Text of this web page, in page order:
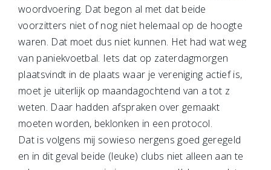
woordvoering. Dat begon al met dat beide
voorzitters niet of nog niet helemaal op de hoogte
waren. Dat moet dus niet kunnen. Het had wat weg
van paniekvoetbal. Iets dat op zaterdagmorgen
plaatsvindt in de plaats waar je vereniging actief is,
moet je uiterlijk op maandagochtend van a tot z
weten. Daar hadden afspraken over gemaakt
moeten worden, beklonken in een protocol.
Dat is volgens mij sowieso nergens goed geregeld
en in dit geval beide (leuke) clubs niet alleen aan te